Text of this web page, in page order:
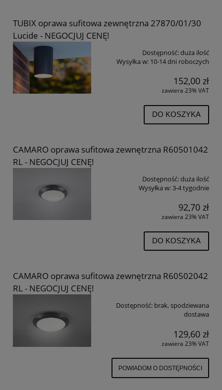
TUBIX oprawa sufitowa zewnętrzna 27870/01/30
Lucide - NEGOCJUJ CENĘ!
Dostępność:duża ilość
Wysyłka w: 10-14 dni roboczych
152,00 zł
zawiera 23% VAT
DO KOSZYKA
CAMARO oprawa sufitowa zewnętrzna R60501042
RL - NEGOCJUJ CENĘ!
Dostępność:duża ilość
Wysyłka w:3-4 tygodnie
92,70 zł
zawiera 23% VAT
DO KOSZYKA
CAMARO oprawa sufitowa zewnętrzna R60502042
RL - NEGOCJUJ CENĘ!
Dostępność: brak, spodziewana
dostawa
129,60 zł
zawiera 23% VAT
POWIADOM O DOSTĘPNOŚCI